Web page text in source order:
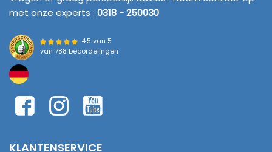
met onze experts : 0318 - 250030
4.5 van 5
van 788 beoordelingen
KLANTENSERVICE